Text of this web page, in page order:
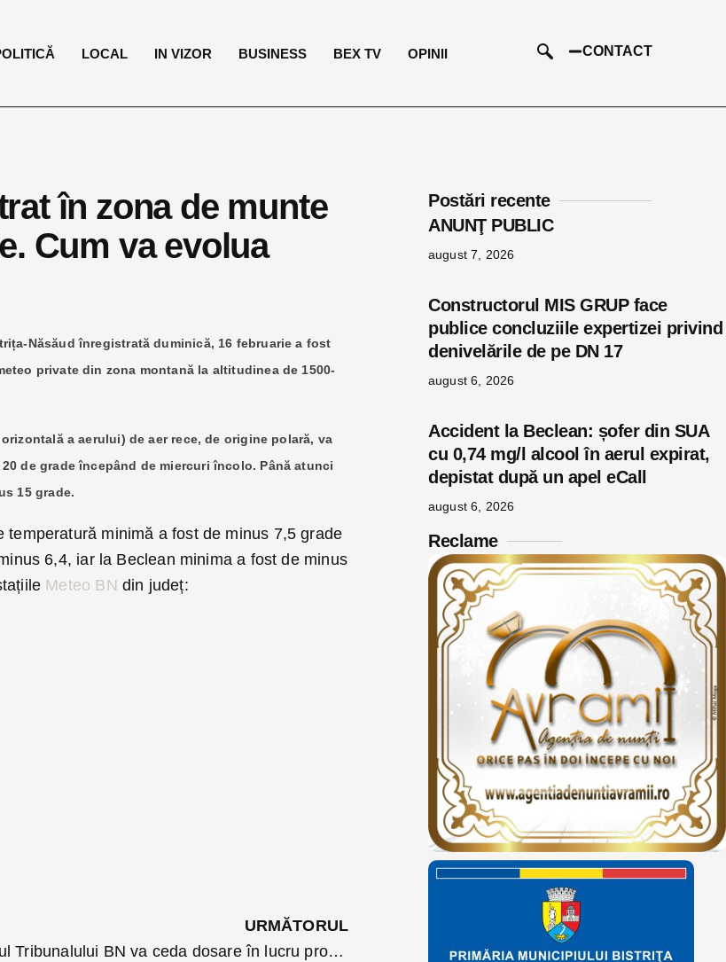
LOCAL IN VIZOR BUSINESS BEX TV OPINII CONTACT
în zona de munte
Cum va evolua
Năsăud înregistrată duminică, 16 februarie a fost
private din zona montană la altitudinea de 1500-
a aerului) de aer rece, de origine polară, va
de grade începând de miercuri încolo. Până atunci
15 grade.
minimă a fost de minus 7,5 grade
6,4, iar la Beclean minima a fost de minus
Meteo BN din județ:
URMĂTORUL
Parchetul Tribunalului BN va ceda dosare în lucru procurorilor Curții de Apel Cluj din pricina deficitului de procurori.
Postări recente
ANUNŢ PUBLIC
august 7, 2026
Constructorul MIS GRUP face
publice concluziile expertizei privind
denivelările de pe DN 17
august 6, 2026
Accident la Beclean: șofer din SUA
cu 0,74 mg/l alcool în aerul expirat,
depistat după un apel eCall
august 6, 2026
Reclame